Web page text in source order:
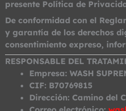
presente Política de
De conformidad con el
y garantía de los derechos
consentimiento expreso,
RESPONSABLE DEL
Empresa:WASH
CIF:B70769815
Dirección:Camino del